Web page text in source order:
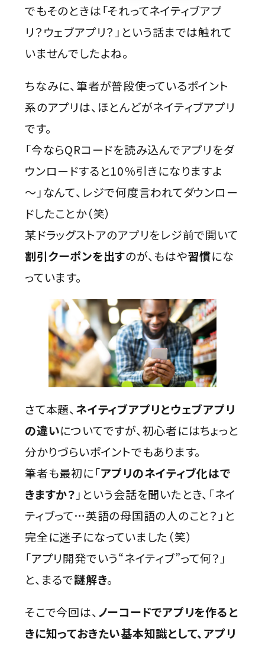
でもそのときは「それってネイティブアプ
リ？ウェブアプリ？」という話までは触れて
いませんでしたよね。
ちなみに、筆者が普段使っているポイント
系のアプリは、ほとんどがネイティブアプリ
です。
「今ならQRコードを読み込んでアプリをダ
ウンロードすると10％引きになりますよ
〜」なんて、レジで何度言われてダウンロー
ドしたことか（笑）
某ドラッグストアのアプリをレジ前で開いて
割引クーポンを出すのが、もはや習慣にな
っています。
さて本題、 ネイティブアプリとウェブアプリ
の違いについてですが、初心者にはちょっと
分かりづらいポイントでもあります。
筆者も最初に「アプリのネイティブ化はで
きますか？ 」という会話を聞いたとき、「ネイ
ティブって…英語の母国語の人のこと？」と
完全に迷子になっていました（笑）
「アプリ開発でいう“ネイティブ”って何？」
と、まるで謎解き。
そこで今回は、 ノーコードでアプリを作ると
きに知っておきたい基本知識として、アプリ